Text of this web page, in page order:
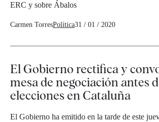
ERC y sobre Ábalos
Carmen TorresPolítica31 / 01 / 2020
El Gobierno rectifica y
mesa de negociación antes
elecciones en Cataluña
El Gobierno ha emitido en la tarde de este